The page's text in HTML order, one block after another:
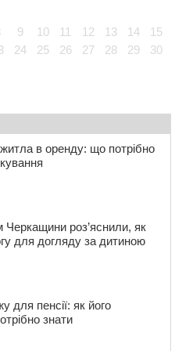
екоінспектори натрапили на
сотні працівників
у мандрівці
який потрапив у
пасажирка: у
у легковик
9 10 11 12 13 14
15
24 25 26 27 28 29
30
в оренду: що потрібно
Черкащини роз’яснили, як
для догляду за дитиною
для пенсії: як його
знати